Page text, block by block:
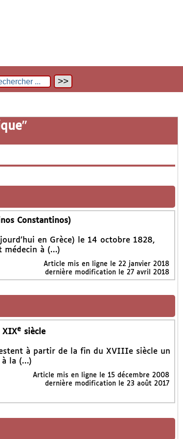
"
Constantinos)
en Grèce) le 14 octobre 1828,
médecin à (…)
Article mis en ligne le 22 janvier 2018
dernière modification le 27 avril 2018
XIXesiècle
à partir de la fin du XVIIIe siècle un
à la (…)
Article mis en ligne le 15 décembre 2008
dernière modification le 23 août 2017